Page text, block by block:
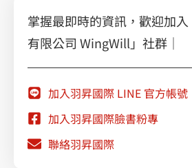
掌握最即時的資訊，歡迎加
有限公司 WingWill」社群｜
加入羽昇國際 LINE 官方帳號
加入羽昇國際臉書粉專
聯絡羽昇國際